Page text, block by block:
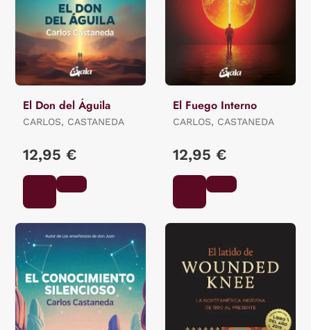
El Don del Águila
CARLOS, CASTANEDA
12,95 €
El Fuego Interno
CARLOS, CASTANEDA
12,95 €